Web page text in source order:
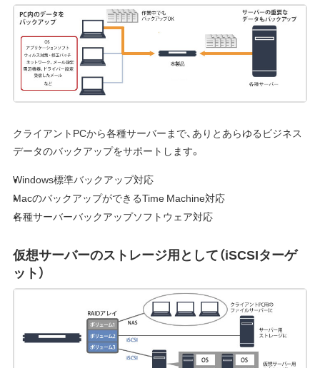
クライアントPCから各種サーバーまで、ありとあらゆるビジネス
データのバックアップをサポートします。
Windows標準バックアップ対応
MacのバックアップができるTime Machine対応
各種サーバーバックアップソフトウェア対応
仮想サーバーのストレージ用として（iSCSIターゲ
ット）